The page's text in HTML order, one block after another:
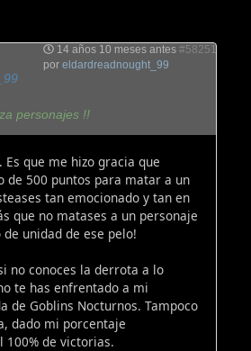
14 años 10 meses antes #58251
por eldardreadnought_99
personajes !!
Es que me hizo gracia que
de 500 puntos para matar a un
tan emocionado y tan en
que no matases a un personaje
unidad de ese pelo!
no conoces la derrota a lo
te has enfrentado a mi
de Goblins Nocturnos. Tampoco
dado mi porcentaje
100% de victorias.